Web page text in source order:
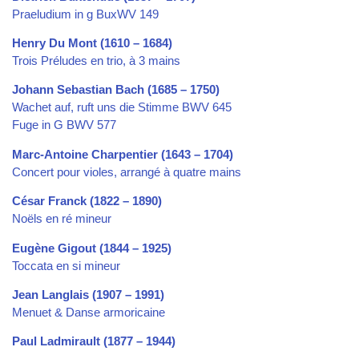
Praeludium in g BuxWV 149
Henry Du Mont (1610 – 1684)
Trois Préludes en trio, à 3 mains
Johann Sebastian Bach (1685 – 1750)
Wachet auf, ruft uns die Stimme BWV 645
Fuge in G BWV 577
Marc-Antoine Charpentier (1643 – 1704)
Concert pour violes, arrangé à quatre mains
César Franck (1822 – 1890)
Noëls en ré mineur
Eugène Gigout (1844 – 1925)
Toccata en si mineur
Jean Langlais (1907 – 1991)
Menuet & Danse armoricaine
Paul Ladmirault (1877 – 1944)